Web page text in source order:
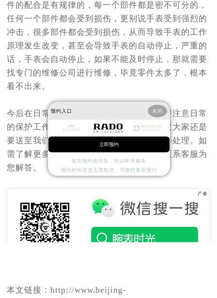
件的配合是有规律的，每一个部件都是密不可分的，
任何一个部件都会受到损伤，更别说手表受到强烈的
冲击，很多部件都会受到损伤，从而导致手表的工作
原理发生改变，甚至会导致手表的自动停止，严重的
话，手表会自动停止，如果不能及时停止，那就需要
找专门的维修公司进行维修，毕竟零件太多了，根本
看不出来。
今后在日常生活中要多注意这些问题，还要注意日常
的保护工作。如果您的爱表出现故障，建议大家还是
要送至我们 北京雷达维修中心
进行维修保养处理。如
需了解更多点击页面底部或右侧功能按钮联系客服为
您解答。
本文链接：http://www.beijing-
预约入口 关闭
立即预约
提前预约免排队，到店即享服务
预约时间有变无需取消，可随时重新预约